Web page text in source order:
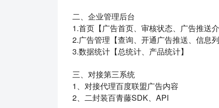
二、企业管理后台
1.首页【广告首页、审核状态、广告推送
2.广告管理【查询、开通广告推送、信息
3.数据统计【总统计、产品统计】
三、对接第三系统
1、对接代理百度联盟广告内容
2、二封装百青藤SDK、API